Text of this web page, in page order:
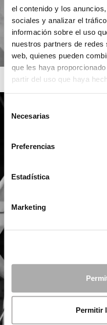
el contenido y los
sociales y analizar el
información sobre el uso
nuestros partners de
web, quienes pueden
que les haya
partir del uso que haya
Necesarias
Preferencias
Estadística
Marketing
Permitir
ROSA CLARÁ SOFT